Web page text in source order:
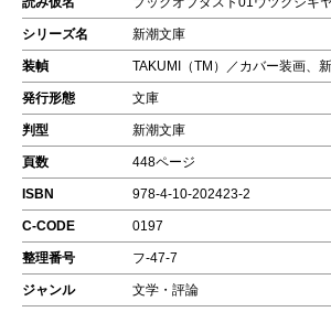
シリーズ名 新潮文庫
装幀 TAKUMI（TM）／カバー装画、
発行形態 文庫
判型 新潮文庫
頁数 448ページ
ISBN 978-4-10-202423-2
C-CODE 0197
整理番号 フ-47-7
ジャンル 文学・評論